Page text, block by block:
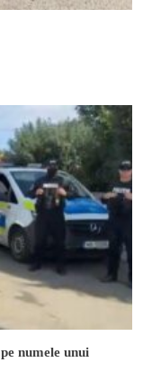
numele unui